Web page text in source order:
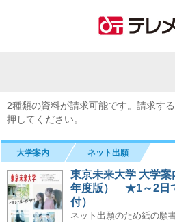
2種類の資料が請求可能です。請求す
押してください。
大学案内 ネット出願
東京未来大学 大学
年度版） ★1～2日
付）
ネット出願のため紙の願